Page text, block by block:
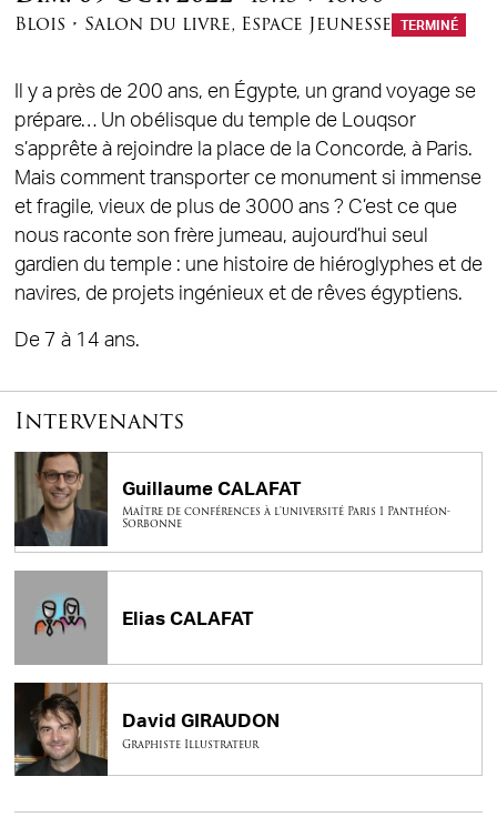
Blois • Salon du livre, Espace Jeunesse TERMINÉ
Il y a près de 200 ans, en Égypte, un grand voyage se
prépare… Un obélisque du temple de Louqsor
s’apprête à rejoindre la place de la Concorde, à Paris.
Mais comment transporter ce monument si immense
et fragile, vieux de plus de 3000 ans ? C’est ce que
nous raconte son frère jumeau, aujourd’hui seul
gardien du temple : une histoire de hiéroglyphes et de
navires, de projets ingénieux et de rêves égyptiens.
De 7 à 14 ans.
Intervenants
Guillaume CALAFAT
Maître de conférences à l'université Paris 1 Panthéon-
Sorbonne
Elias CALAFAT
David GIRAUDON
Graphiste Illustrateur